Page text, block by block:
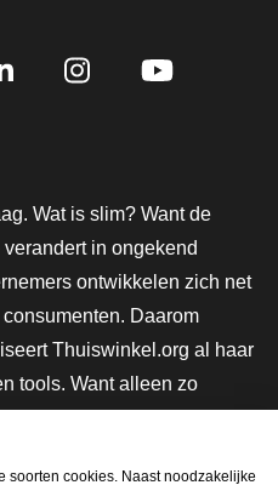
Wat is slim? Want de
in ongekend
ontwikkelen zich net
Daarom
Thuiswinkel.org al haar
tools. Want alleen zo
ook mee en maak
soorten cookies. Naast noodzakelijke